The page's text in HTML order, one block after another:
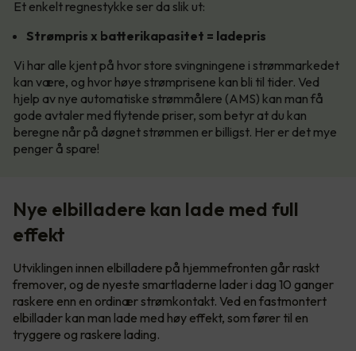
Et enkelt regnestykke ser da slik ut:
Strømpris x batterikapasitet = ladepris
Vi har alle kjent på hvor store svingningene i strømmarkedet
kan være, og hvor høye strømprisene kan bli til tider. Ved
hjelp av nye automatiske strømmålere (AMS) kan man få
gode avtaler med flytende priser, som betyr at du kan
beregne når på døgnet strømmen er billigst. Her er det mye
penger å spare!
Nye elbilladere kan lade med full
effekt
Utviklingen innen elbilladere på hjemmefronten går raskt
fremover, og de nyeste smartladerne lader i dag 10 ganger
raskere enn en ordinær strømkontakt. Ved en fastmontert
elbillader kan man lade med høy effekt, som fører til en
tryggere og raskere lading.